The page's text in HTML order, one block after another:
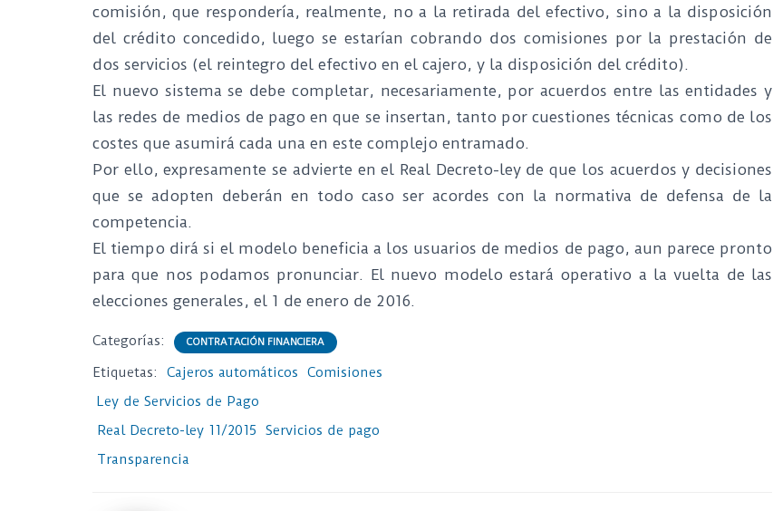
comisión, que respondería, realmente, no a la retirada del efectivo, sino a la disposición
del crédito concedido, luego se estarían cobrando dos comisiones por la prestación de
dos servicios (el reintegro del efectivo en el cajero, y la disposición del crédito).
El nuevo sistema se debe completar, necesariamente, por acuerdos entre las entidades y
las redes de medios de pago en que se insertan, tanto por cuestiones técnicas como de los
costes que asumirá cada una en este complejo entramado.
Por ello, expresamente se advierte en el Real Decreto-ley de que los acuerdos y decisiones
que se adopten deberán en todo caso ser acordes con la normativa de defensa de la
competencia.
El tiempo dirá si el modelo beneficia a los usuarios de medios de pago, aun parece pronto
para que nos podamos pronunciar. El nuevo modelo estará operativo a la vuelta de las
elecciones generales, el 1 de enero de 2016.
Categorías: CONTRATACIÓN FINANCIERA
Etiquetas: Cajeros automáticos
Comisiones
Ley de Servicios de Pago
Real Decreto-ley 11/2015
Servicios de pago
Transparencia